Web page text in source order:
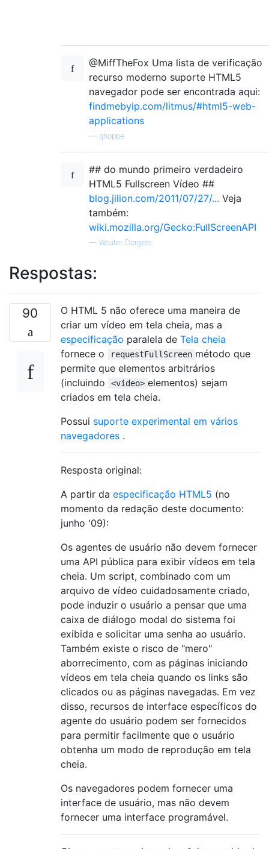
@MiffTheFox Uma lista de verificação
recurso moderno suporte HTML5
navegador pode ser encontrada aqui:
findmebyip.com/litmus/#html5-web-
applications
ghoppe
## do mundo primeiro verdadeiro
HTML5 Fullscreen Vídeo ##
blog.jilion.com/2011/07/27/... Veja
também:
wiki.mozilla.org/Gecko:FullScreenAPI
— Wouter Dorgelo
Respostas:
90
O HTML 5 não oferece uma maneira de
criar um vídeo em tela cheia, mas a
especificação paralela de Tela cheia
fornece o
requestFullScreen método que
permite que elementos arbitrários
(incluindo
<video> elementos) sejam
criados em tela cheia.
Possui suporte experimental em vários
navegadores .
Resposta original:
A partir da especificação HTML5 (no
momento da redação deste documento:
junho '09):
Os agentes de usuário não devem fornecer
uma API pública para exibir vídeos em tela
cheia. Um script, combinado com um
arquivo de vídeo cuidadosamente criado,
pode induzir o usuário a pensar que uma
caixa de diálogo modal do sistema foi
exibida e solicitar uma senha ao usuário.
Também existe o risco de "mero"
aborrecimento, com as páginas iniciando
vídeos em tela cheia quando os links são
clicados ou as páginas navegadas. Em vez
disso, recursos de interface específicos do
agente do usuário podem ser fornecidos
para permitir facilmente que o usuário
obtenha um modo de reprodução em tela
cheia.
Os navegadores podem fornecer uma
interface de usuário, mas não devem
fornecer uma interface programável.